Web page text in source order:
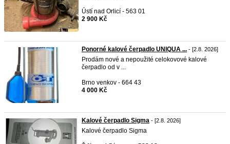
Ústí nad Orlicí - 563 01
2 900 Kč
Ponorné kalové čerpadlo UNIQUA ... - [2.8. 2026]
Prodám nové a nepoužité celokovové kalové
čerpadlo od v ...
Brno venkov - 664 43
4 000 Kč
Kalové čerpadlo Sigma - [2.8. 2026]
Kalové čerpadlo Sigma